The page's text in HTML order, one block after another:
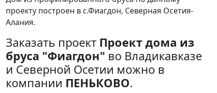
проекту построен в с.Фиагдон, Северная Осетия-
Алания.
Заказать проект Проект дома из
бруса "Фиагдон" во Владикавказе
и Северной Осетии можно в
компании ПЕНЬКОВО.